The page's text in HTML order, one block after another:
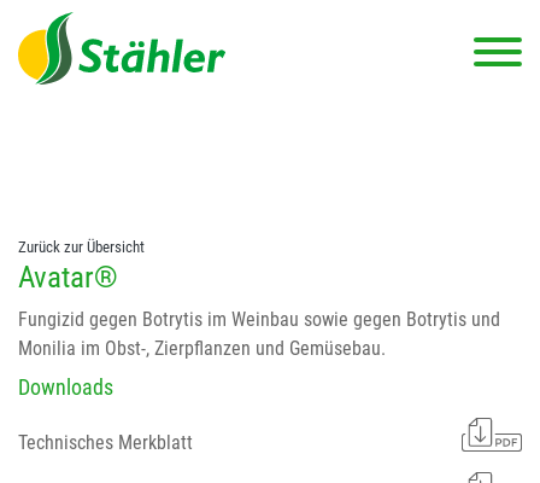
string(78) "Test 12 {FONT:12} // Dosierungen: test 123 dfasdf
asdfW134 245 34" string(62) "Test 12 {FONT:12} Dosierungen: test
123 dfasdf asdfW134 245 34"
Zurück zur Übersicht
Avatar®
Fungizid gegen Botrytis im Weinbau sowie gegen Botrytis und
Monilia im Obst-, Zierpflanzen und Gemüsebau.
Downloads
Technisches Merkblatt